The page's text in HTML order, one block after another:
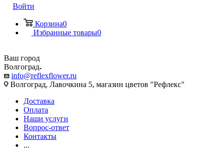
Войти
Корзина0
Избранные товары0
Ваш город
Волгоград
info@reflexflower.ru
Волгоград, Лавочкина 5, магазин цветов "Рефлекс"
Доставка
Оплата
Наши услуги
Вопрос-ответ
Контакты
...